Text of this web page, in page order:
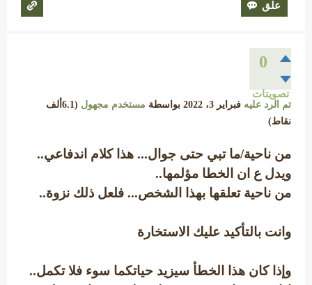
0
تصويتات
تم الرد عليه فبراير 3، 2022 بواسطة مستخدم مجهول (6.1ألف
نقاط)
من ناحية/ما تبي حتى جوال... هذا كلام اندفاعي..
ويدل ع ان الخطا مؤلمها..
من ناحية تعلقها بهذا الشخص... فلعل ذلك نزوة..
وانت بالتأكيد عليك الاستخارة
وإذا كان هذا الخطأ سيزيد حياتكما سوء فلا تكمل..